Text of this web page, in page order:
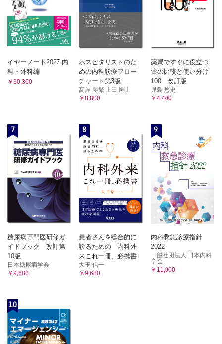
2）酒さ様皮膚炎
c．毛髪疾患
1）円形脱毛症
2）トリコチロマニア
3）先天性脱毛症・先天性毛髪異常
1）ばち状指
2）匙状爪
3）爪甲肥厚症
4）陥入爪
12．炎症性角化症
a．尋常性乾癬
b．膿疱性乾癬（汎発型）
c．苔癬状粃糠疹
13．母斑・母斑症など
a．扁平母斑
b．先天性色素性母斑
c．神経皮膚黒色症
g．表皮母斑
h．脂腺母斑（類器官母斑）
i．乳児血管腫
j．サーモンパッチ・Unna母斑
k．毛細血管奇形・脈管奇形関連症候群
l．先天性血管拡張性大理石様皮斑
m．色素血管母斑症
n．神経線維腫症1型
p．色素失調症
14．色素異常症
a．色素脱失が主体
1）眼皮膚白皮症
5）脱色素性母斑
b．色素増強が主体
1）雀卵斑
イヤーノート2027 内
科・外科編
￥30,360
ホスピタリストのた
めの内科診療フロー
チャート第3版
髙岸 勝繁 上田 剛士
￥8,800
薬局ですぐに役立つ
薬の比較と使い分け
100 改訂版
児島 悠史
￥4,400
7
糖尿病専門医研修ガ
イドブック 改訂第
10版
日本糖尿病学会
￥9,680
8
患者さんを総合的に
診るための 内科外
来これ一冊、必携書
大玉 信一
￥9,680
9
内科救急診療指針
2022
一般社団法人 日本内科
学会...
￥11,000
10